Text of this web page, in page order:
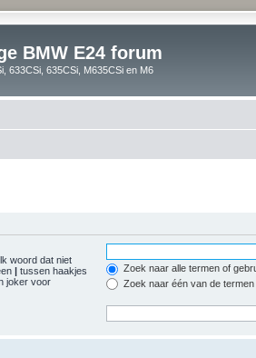
BMW E24 forum
633CSi, 635CSi, M635CSi en M6
woord dat niet
| tussen haakjes
joker voor
Zoek naar alle termen of
Zoek naar één van de termen